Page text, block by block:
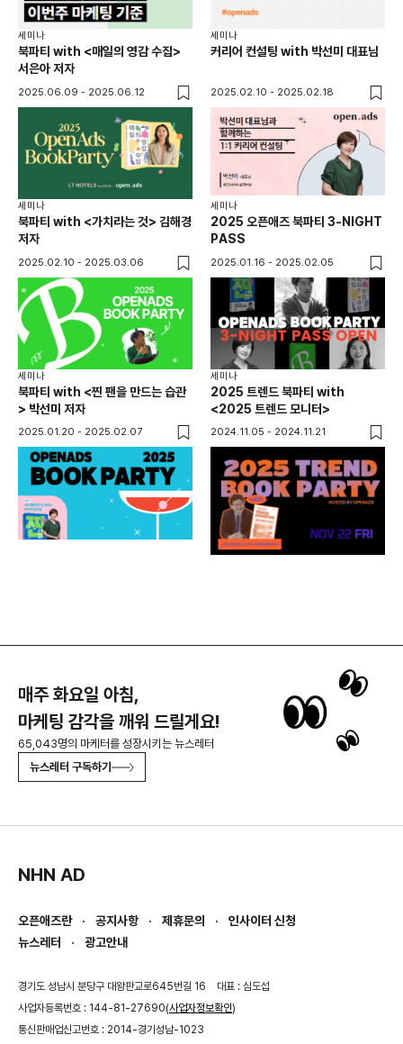
세미나
북파티 with <매일의 영감 수집>
서은아 저자
2025.06.09 - 2025.06.12
세미나
커리어 컨설팅 with 박선미 대표님
2025.02.10 - 2025.02.18
세미나
북파티 with <가치라는 것> 김해경
저자
2025.02.10 - 2025.03.06
세미나
2025 오픈애즈 북파티 3-NIGHT
PASS
2025.01.16 - 2025.02.05
세미나
북파티 with <찐 팬을 만드는 습관
> 박선미 저자
2025.01.20 - 2025.02.07
세미나
2025 트렌드 북파티 with
<2025 트렌드 모니터>
2024.11.05 - 2024.11.21
매주 화요일 아침,
마케팅 감각을 깨워 드릴게요!
65,043명의 마케터를 성장시키는 뉴스레터
뉴스레터 구독하기
NHN AD
오픈애즈란 공지사항 제휴문의
인사이터 신청
뉴스레터
광고안내
경기도 성남시 분당구 대왕판교로645번길 16
대표 : 심도섭
사업자등록번호 : 144-81-27690(사업자정보확인)
통신판매업신고번호 : 2014-경기성남-1023